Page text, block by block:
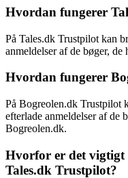
Hvordan fungerer
På Tales.dk Trustpilot kan
anmeldelser af de bøger,
Hvordan fungerer
På Bogreolen.dk Trustpilot
efterlade anmeldelser af de
Bogreolen.dk.
Hvorfor er det vigtigt
Tales.dk Trustpilot?